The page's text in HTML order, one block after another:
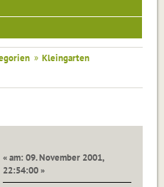
» Kleingarten
« am: 09. November 2001,
22:54:00 »